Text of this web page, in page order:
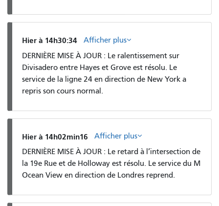
Hier à 14h30:34
Afficher plus
DERNIÈRE MISE À JOUR : Le ralentissement sur
Divisadero entre Hayes et Grove est résolu. Le
service de la ligne 24 en direction de New York a
repris son cours normal.
Hier à 14h02min16
Afficher plus
DERNIÈRE MISE À JOUR : Le retard à l’intersection de
la 19e Rue et de Holloway est résolu. Le service du M
Ocean View en direction de Londres reprend.